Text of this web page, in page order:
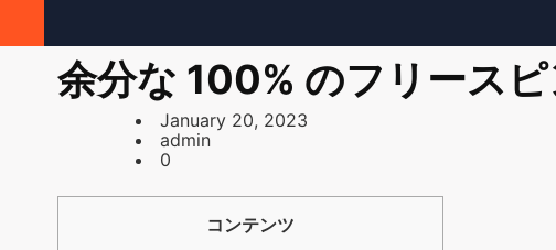
余分な 100% のフリース
January 20, 2023
admin
0
コンテンツ